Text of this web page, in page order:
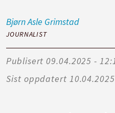
Bjørn Asle Grimstad
JOURNALIST
Publisert
09.04.2025 -
Sist oppdatert